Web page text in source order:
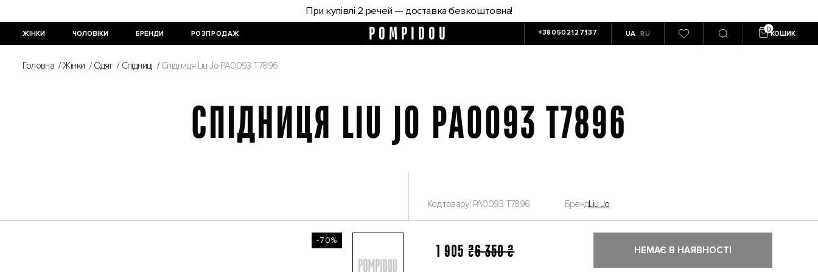
При купівлі 2 речей — доставка безкоштовна!
ЖІНКИ ЧОЛОВІКИ БРЕНДИ РОЗПРОДАЖ POMPIDOU +380502127137 UA RU КОШИК
Головна / Жінки / Одяг / Спідниці / Спідниця Liu Jo PA0093 T7896
СПІДНИЦЯ LIU JO PA0093 T7896
Код товару: PA0093 T7896 БрендLiu Jo
-70%
6 350 ₴
1 905 ₴ НЕМАЄ В НАЯВНОСТІ